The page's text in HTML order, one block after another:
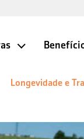
Longevidade e